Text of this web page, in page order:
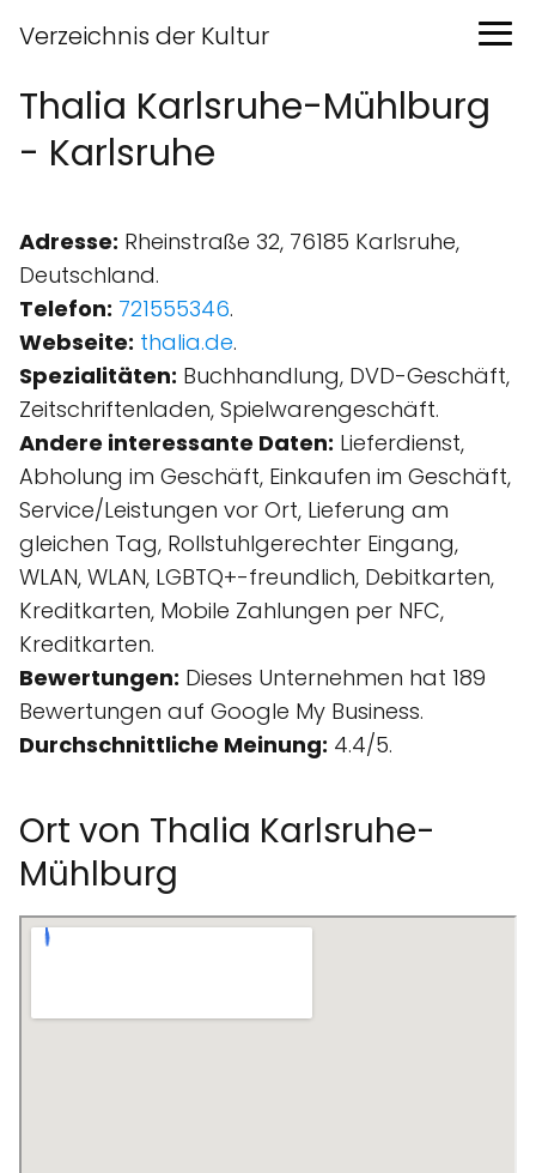
Verzeichnis der Kultur
Thalia Karlsruhe-Mühlburg
- Karlsruhe
Adresse: Rheinstraße 32, 76185 Karlsruhe,
Deutschland.
Telefon: 721555346.
Webseite: thalia.de.
Spezialitäten: Buchhandlung, DVD-Geschäft,
Zeitschriftenladen, Spielwarengeschäft.
Andere interessante Daten: Lieferdienst,
Abholung im Geschäft, Einkaufen im Geschäft,
Service/Leistungen vor Ort, Lieferung am
gleichen Tag, Rollstuhlgerechter Eingang,
WLAN, WLAN, LGBTQ+-freundlich, Debitkarten,
Kreditkarten, Mobile Zahlungen per NFC,
Kreditkarten.
Bewertungen: Dieses Unternehmen hat 189
Bewertungen auf Google My Business.
Durchschnittliche Meinung: 4.4/5.
Ort von Thalia Karlsruhe-
Mühlburg